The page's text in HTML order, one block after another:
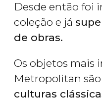
Desde então foi
coleção e já
de obras.
Os objetos mais
Metropolitan são
culturas